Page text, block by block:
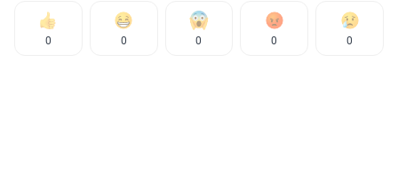
0 0 0 0 0